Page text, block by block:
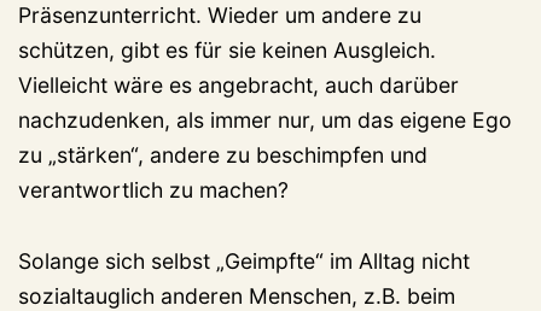
Präsenzunterricht. Wieder um andere zu
schützen, gibt es für sie keinen Ausgleich.
Vielleicht wäre es angebracht, auch darüber
nachzudenken, als immer nur, um das eigene Ego
zu „stärken“, andere zu beschimpfen und
verantwortlich zu machen?
Solange sich selbst „Geimpfte“ im Alltag nicht
sozialtauglich anderen Menschen, z.B. beim